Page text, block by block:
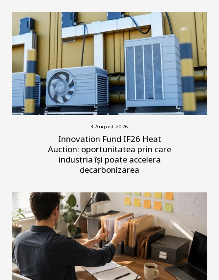
3 August 2026
Innovation Fund IF26 Heat
Auction: oportunitatea prin care
industria își poate accelera
decarbonizarea